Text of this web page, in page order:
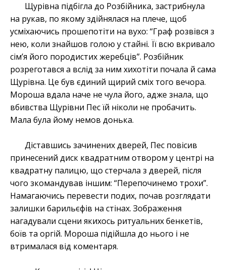
Щурівна підбігла до Розбійника, застрибнула
на рукав, по якому здійнялася на плече, щоб
усміхаючись прошепотіти на вухо: “Граф розвівся з
нею, коли знайшов голою у стайні. Її всю вкривало
сім’я його породистих жеребців”. Розбійник
розреготався а вслід за ним хихотіти почала й сама
Щурівна. Це був єдиний щирий сміх того вечора.
Мороша вдала наче не чула його, адже знала, що
вбивства Щурівни Пес їй ніколи не пробачить.
Мала була йому немов донька.
Діставшись зачинених дверей, Пес повісив
принесений диск квадратним отвором у центрі на
квадратну палицю, що стерчала з дверей, після
чого зкомандував іншим: “Перепочинемо трохи”.
Намагаючись перевести подих, почав розглядати
залишки барильєфів на стінах. Зображення
нагадували сцени якихось ритуальних бенкетів,
боїв та оргій. Мороша підійшла до нього і не
втрималася від коментаря.